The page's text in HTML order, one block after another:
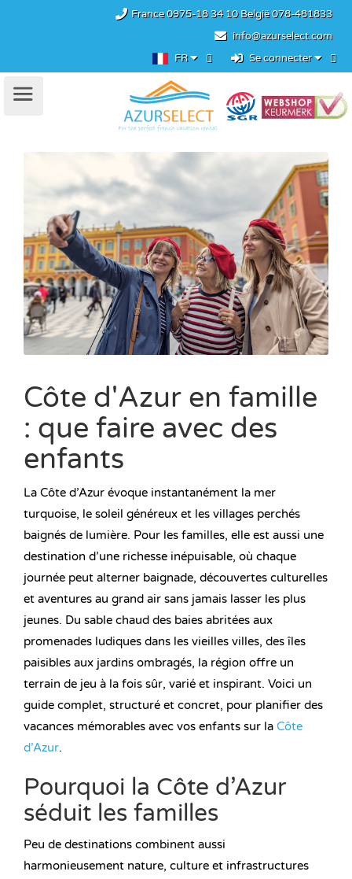
France0975-18 34 10België078-481833
info@azurselect.com
FR
Se connecter
Côte d'Azur en famille
: que faire avec des
enfants
La Côte d’Azur évoque instantanément la mer
turquoise, le soleil généreux et les villages perchés
baignés de lumière. Pour les familles, elle est aussi une
destination d’une richesse inépuisable, où chaque
journée peut alterner baignade, découvertes culturelles
et aventures au grand air sans jamais lasser les plus
jeunes. Du sable chaud des baies abritées aux
promenades ludiques dans les vieilles villes, des îles
paisibles aux jardins ombragés, la région offre un
terrain de jeu à la fois sûr, varié et inspirant. Voici un
guide complet, structuré et concret, pour planifier des
vacances mémorables avec vos enfants sur la Côte
d’Azur.
Pourquoi la Côte d’Azur
séduit les familles
Peu de destinations combinent aussi
harmonieusement nature, culture et infrastructures